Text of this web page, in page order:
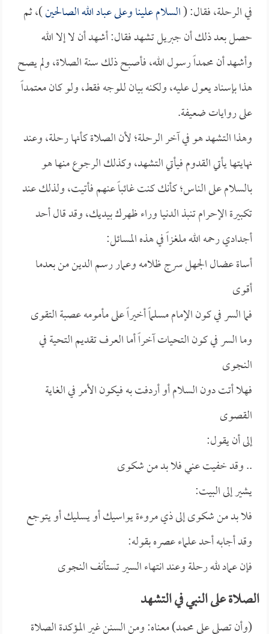
في الرحلة، فقال: (السلام علينا وعلى عباد الله الصالحين)، ثم
حصل بعد ذلك أن جبريل تشهد فقال: أشهد أن لا إلا الله
وأشهد أن محمداً رسول الله، فأصبح ذلك سنة الصلاة، ولم يصح
هذا بإسناد يعول عليه، ولكنه بيان للوجه فقط، ولو كان معتمداً
على روايات ضعيفة.
وهذا التشهد هو في آخر الرحلة؛ لأن الصلاة كأنها رحلة، وعند
نهايتها يأتي القدوم فيأتي التشهد، وكذلك الرجوع منها هو
بالسلام على الناس؛ كأنك كنت غائباً عنهم فأتيت، ولذلك عند
تكبيرة الإحرام تنبذ الدنيا وراء ظهرك بيديك، وقد قال أحد
أجدادي رحمه الله ملغزاً في هذه المسائل:
أساة عضال الجهل سرج ظلامه وعمار رسم الدين من بعدما
أقوى
فما السر في كون الإمام مسلماً أخيراً على مأمومه عصبة التقوى
وما السر في كون التحيات آخراً أما العرف تقديم التحية في
النجوى
فهلا أتت دون السلام أو أردفت به فيكون الأمر في الغاية
القصوى
إلى أن يقول:
.. وقد خفيت عني فلا بد من شكوى
يشير إلى البيت:
فلا بد من شكوى إلى ذي مروءة يواسيك أو يسليك أو يتوجع
وقد أجابه أحد علماء عصره بقوله:
فإن عماد لله رحلة وعند انتهاء السير تستأنف النجوى
الصلاة على النبي في التشهد
(وأن تصلي على محمد) معناه: ومن السنن غير المؤكدة الصلاة